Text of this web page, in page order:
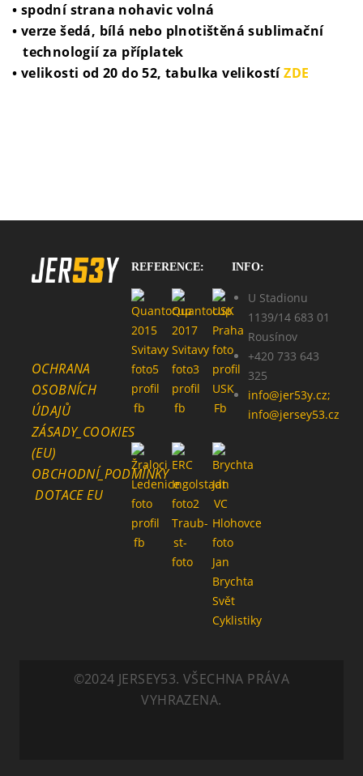
• spodní strana nohavic volná
• verze šedá, bílá nebo plnotištěná sublimační
technologií za příplatek
• velikosti od 20 do 52, tabulka velikostíZDE
OCHRANA
OSOBNÍCH
ÚDAJŮ
ZÁSADY_COOKIES
(EU)
OBCHODNÍ_PODMÍNKY
DOTACE EU
REFERENCE: INFO:
U Stadionu
1139/14 683 01
Rousínov
+420 733 643
325
info@jer53y.cz;
info@jersey53.cz
©2024 JERSEY53. VŠECHNA PRÁVA
VYHRAZENA.